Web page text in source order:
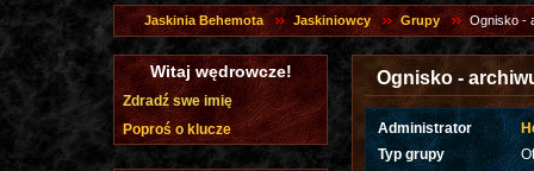
Jaskinia Behemota Jaskiniowcy Grupy Ognisko -
Ognisko -
Administrator
Typ grupy
Witaj wędrowcze!
Zdradź swe imię
Poproś o klucze